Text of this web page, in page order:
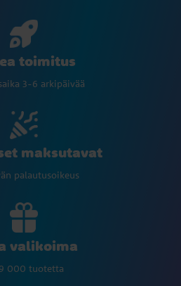
toimitus
3-6 arkipäivää
maksutavat
palautusoikeus
valikoima
000 tuotetta